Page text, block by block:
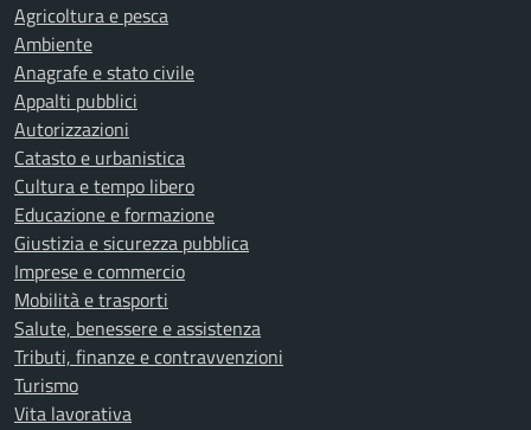
Agricoltura e pesca
Ambiente
Anagrafe e stato civile
Appalti pubblici
Autorizzazioni
Catasto e urbanistica
Cultura e tempo libero
Educazione e formazione
Giustizia e sicurezza pubblica
Imprese e commercio
Mobilità e trasporti
Salute, benessere e assistenza
Tributi, finanze e contravvenzioni
Turismo
Vita lavorativa